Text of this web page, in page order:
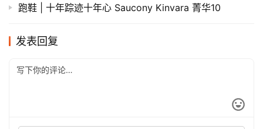
跑鞋 | 十年踪迹十年心 Saucony Kinvara 菁华10
发表回复